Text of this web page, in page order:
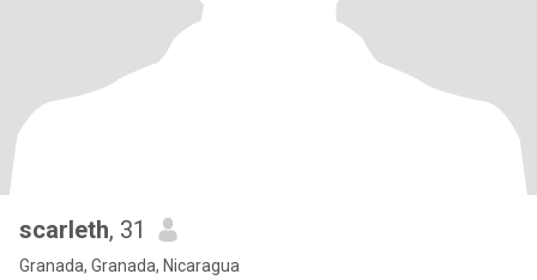
scarleth, 31
Granada, Granada, Nicaragua